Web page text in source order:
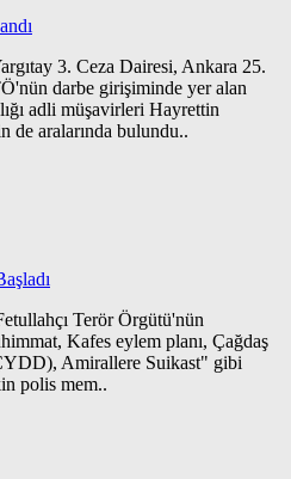
3. Ceza Dairesi, Ankara 25.
darbe girişiminde yer alan
adli müşavirleri Hayrettin
de aralarında bulundu..
Terör Örgütü'nün
Kafes eylem planı, Çağdaş
Amirallere Suikast" gibi
polis mem..